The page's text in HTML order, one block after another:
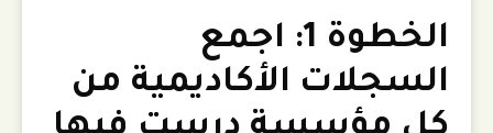
الخطوة 1: اجمع
السجلات الأكاديمية من